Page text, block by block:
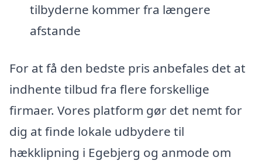
tilbyderne kommer fra længere
afstande
For at få den bedste pris anbefales det at
indhente tilbud fra flere forskellige
firmaer. Vores platform gør det nemt for
dig at finde lokale udbydere til
hækklipning i Egebjerg og anmode om